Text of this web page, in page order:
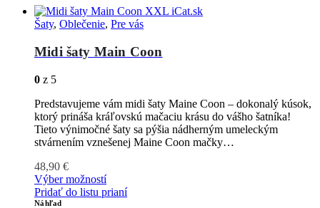
Šaty, Oblečenie, Pre vás
Midi šaty Main Coon
0 z 5
Predstavujeme vám midi šaty Maine Coon – dokonalý kúsok,
ktorý prináša kráľovskú mačaciu krásu do vášho šatníka!
Tieto výnimočné šaty sa pýšia nádherným umeleckým
stvárnením vznešenej Maine Coon mačky…
48,90 €
Výber možností
Pridať do listu prianí
Náhľad